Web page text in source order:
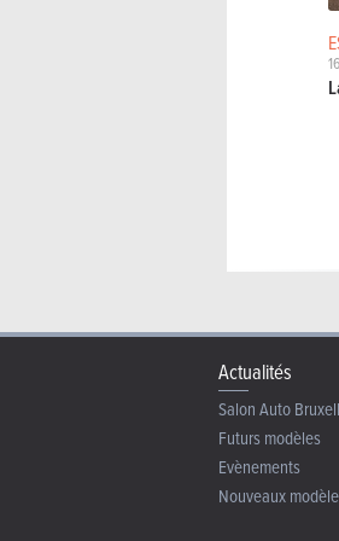
Actualités
Salon Auto
Futurs modèles
Evènements
Nouveaux